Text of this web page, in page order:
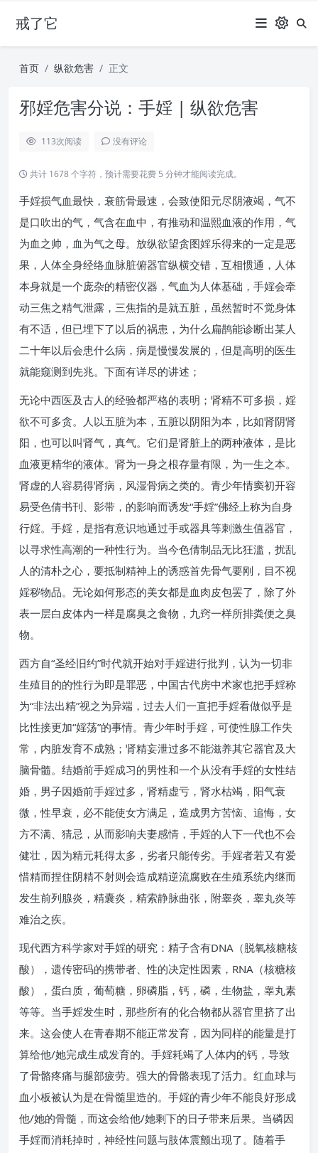
戒了它
首页 纵欲危害 正文
邪婬危害分说：手婬 | 纵欲危害
113次阅读 没有评论
共计 1678 个字符，预计需要花费 5 分钟才能阅读完成。
手婬损气血最快，衰筋骨最速，会致使阳元尽阴液竭，气不
是口吹出的气，气含在血中，有推动和温熙血液的作用，气
为血之帅，血为气之母。放纵欲望贪图婬乐得来的一定是恶
果，人体全身经络血脉脏俯器官纵横交错，互相惯通，人体
本身就是一个庞杂的精密仪器，气血为人体基础，手婬会牵
动三焦之精气泄露，三焦指的是就五脏，虽然暂时不觉身体
有不适，但已埋下了以后的祸患，为什么扁鹊能诊断出某人
二十年以后会患什么病，病是慢慢发展的，但是高明的医生
就能窥测到先兆。下面有详尽的讲述；
无论中西医及古人的经验都严格的表明；肾精不可多损，婬
欲不可多贪。人以五脏为本，五脏以阴阳为本，比如肾阴肾
阳，也可以叫肾气，真气。它们是肾脏上的两种液体，是比
血液更精华的液体。肾为一身之根存量有限，为一生之本。
肾虚的人容易得肾病，风湿骨病之类的。青少年情窦初开容
易受色倩书刊、影带，的影响而诱发“手婬”佛经上称为自身
行婬。手婬，是指有意识地通过手或器具等刺激生值器官，
以寻求性高潮的一种性行为。当今色倩制品无比狂滥，扰乱
人的清朴之心，要抵制精神上的诱惑首先骨气要刚，目不视
婬秽物品。无论如何形态的美女都是血肉皮包罢了，除了外
表一层白皮体内一样是腐臭之食物，九窍一样所排粪便之臭
物。
西方自“圣经旧约”时代就开始对手婬进行批判，认为一切非
生殖目的的性行为即是罪恶，中国古代房中术家也把手婬称
为“非法出精”视之为异端，过去人们一直把手婬看做似乎是
比性接更加“婬荡”的事情。青少年时手婬，可使性腺工作失
常，内脏发育不成熟；肾精妄泄过多不能滋养其它器官及大
脑骨髓。结婚前手婬成习的男性和一个从没有手婬的女性结
婚，男子因婚前手婬过多，肾精虚亏，肾水枯竭，阳气衰
微，性早衰，必不能使女方满足，造成男方苦恼、追悔，女
方不满、猜忌，从而影响夫妻感情，手婬的人下一代也不会
健壮，因为精元耗得太多，劣者只能传劣。手婬者若又有爱
惜精而捏住阴精不射则会造成精逆流腐败在生殖系统内继而
发生前列腺炎，精囊炎，精索静脉曲张，附睾炎，睾丸炎等
难治之疾。
现代西方科学家对手婬的研究：精子含有DNA（脱氧核糖核
酸），遗传密码的携带者、性的决定性因素，RNA（核糖核
酸），蛋白质，葡萄糖，卵磷脂，钙，磷，生物盐，睾丸素
等等。当手婬发生时，那些所有的化合物都从器官里挤了出
来。这会使人在青春期不能正常发育，因为同样的能量是打
算给他/她完成生成发育的。手婬耗竭了人体内的钙，导致
了骨骼疼痛与腿部疲劳。强大的骨骼表现了活力。红血球与
血小板被认为是在骨髓里造的。手婬的青少年不能良好形成
他/她的骨髓，而这会给他/她剩下的日子带来后果。当磷因
手婬而消耗掉时，神经性问题与肢体震颤出现了。随着手